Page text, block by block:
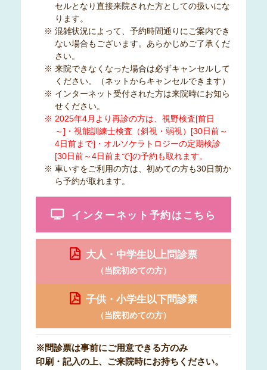
セルとなり直接来院された方としての扱いにな
ります。
※ 混雑状況によって、予約時間通りにご案内でき
ない場合もございます。あらかじめご了承くだ
さい。
※ 来院できなくなった場合は必ずキャンセルして
ください。（ネットからキャンセルできます）
※ インターネット受付された方は来院時にお知ら
せください。
※ 2025年4月より再診の方は、視野検査[前日
～]・視能訓練士検査（斜視・弱視）[30日前～
4日前まで]・オルソケラトロジーの定期検診
[30日前～4日前まで]の予約も取れます。
※ 車いすをご利用の方は、初めての方も30日前か
ら予約が取れます。
インターネット予約はこちら
大人・中学生以上問診票
（当院初めての方）
子供・小学生以下問診票
（当院初めての方）
※問診票は事前にご用意できる方のみ
印刷・記入の上、ご来院時にお持ちください。